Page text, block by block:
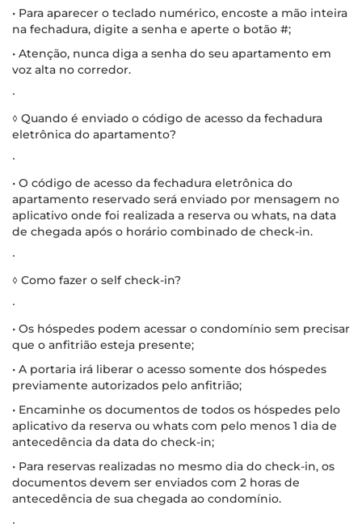
• Para aparecer o teclado numérico, encoste a mão inteira
na fechadura, digite a senha e aperte o botão #;
• Atenção, nunca diga a senha do seu apartamento em
voz alta no corredor.
∙
◊ Quando é enviado o código de acesso da fechadura
eletrônica do apartamento?
∙
• O código de acesso da fechadura eletrônica do
apartamento reservado será enviado por mensagem no
aplicativo onde foi realizada a reserva ou whats, na data
de chegada após o horário combinado de check-in.
∙
◊ Como fazer o self check-in?
∙
• Os hóspedes podem acessar o condomínio sem precisar
que o anfitrião esteja presente;
• A portaria irá liberar o acesso somente dos hóspedes
previamente autorizados pelo anfitrião;
• Encaminhe os documentos de todos os hóspedes pelo
aplicativo da reserva ou whats com pelo menos 1 dia de
antecedência da data do check-in;
• Para reservas realizadas no mesmo dia do check-in, os
documentos devem ser enviados com 2 horas de
antecedência de sua chegada ao condomínio.
∙